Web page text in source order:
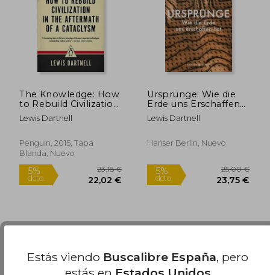
5% 27,95 € 5%
The Knowledge: How
to Rebuild Civilization
in the Aftermath of a
Cataclysm (en Inglés)
Lewis Dartnell
Penguin, 2015, Tapa
Blanda, Nuevo
Ursprünge: Wie die
Erde uns Erschaffen
hat (en Alemán)
Lewis Dartnell
Hanser Berlin, Nuevo
Estás viendo Buscalibre España, pero